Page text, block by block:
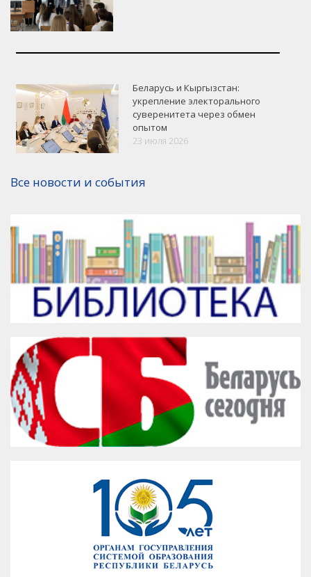
VK Google+ Facebook
Беларусь и Кыргызстан:
укрепление электорального
суверенитета через обмен
опытом
23 июля 2026
Все новости и события